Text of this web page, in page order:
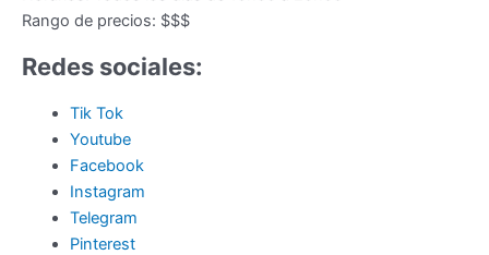
Rango de precios: $$$
Redes sociales:
Tik Tok
Youtube
Facebook
Instagram
Telegram
Pinterest